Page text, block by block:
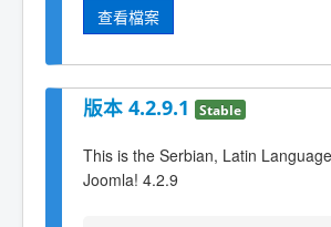
查看檔案
版本 4.2.9.1 Stable
This is the Serbian, Latin
Joomla! 4.2.9